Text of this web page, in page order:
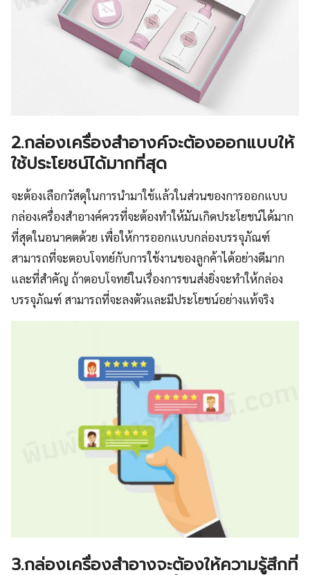
2.กล่องเครื่องสำอางค์จะต้องออกแบบให้
ใช้ประโยชน์ได้มากที่สุด
จะต้องเลือกวัสดุในการนำมาใช้แล้วในส่วนของการออกแบบ
กล่องเครื่องสำอางค์ควรที่จะต้องทำให้มันเกิดประโยชน์ได้มาก
ที่สุดในอนาคตด้วย เพื่อให้การออกแบบกล่องบรรจุภัณฑ์
สามารถที่จะตอบโจทย์กับการใช้งานของลูกค้าได้อย่างดีมาก
และที่สำคัญ ถ้าตอบโจทย์ในเรื่องการขนส่งยิ่งจะทำให้กล่อง
บรรจุภัณฑ์ สามารถที่จะลงตัวและมีประโยชน์อย่างแท้จริง
3.กล่องเครื่องสำอางจะต้องให้ความรู้สึกที่